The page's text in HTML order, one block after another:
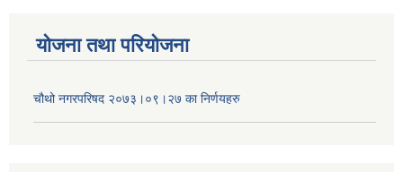
योजना तथा परियोजना
चौथो नगरपरिषद २०७३।०९।२७ का निर्णयहरु